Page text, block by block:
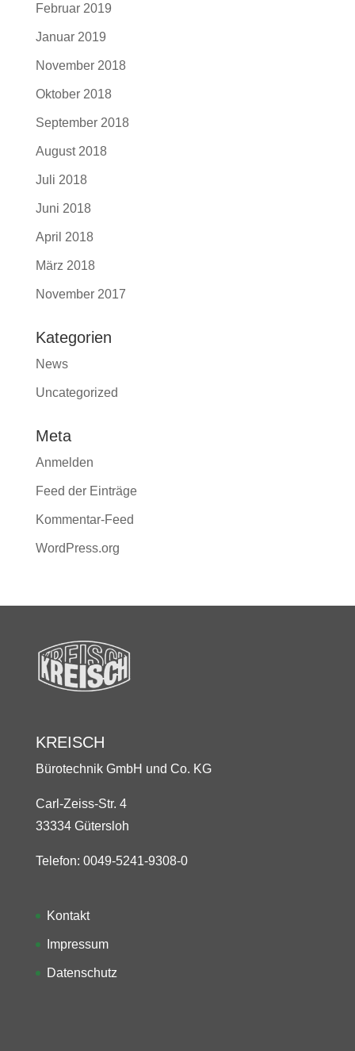
Februar 2019
Januar 2019
November 2018
Oktober 2018
September 2018
August 2018
Juli 2018
Juni 2018
April 2018
März 2018
November 2017
Kategorien
News
Uncategorized
Meta
Anmelden
Feed der Einträge
Kommentar-Feed
WordPress.org
KREISCH
Bürotechnik GmbH und Co. KG
Carl-Zeiss-Str. 4
33334 Gütersloh
Telefon: 0049-5241-9308-0
Kontakt
Impressum
Datenschutz